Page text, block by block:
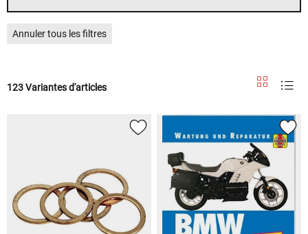
Annuler tous les filtres
123 Variantes d'articles